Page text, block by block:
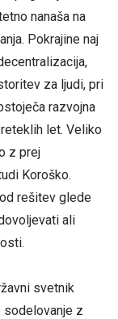
nanaša na
Pokrajine naj
za ljudi, pri
razvojna
let. Veliko
z prej
Koroško.
rešitev glede
ali
svetnik
sodelovanje z